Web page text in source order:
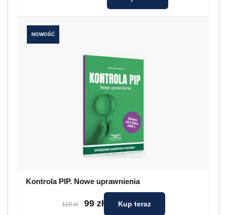
NOWOŚĆ
Kontrola PIP. Nowe uprawnienia
119 zł 99 zł Kup teraz